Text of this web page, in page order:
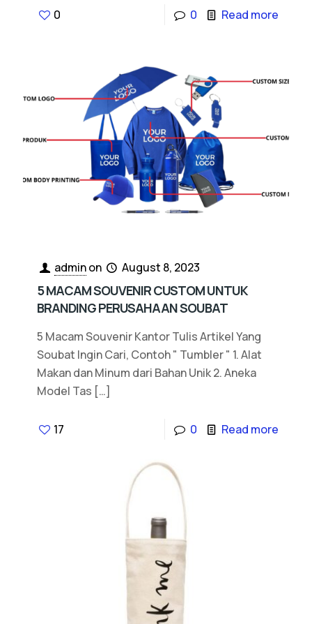
0 0 Read more
adminon August 8, 2023
5 MACAM SOUVENIR CUSTOM UNTUK
BRANDING PERUSAHAAN SOUBAT
5 Macam Souvenir Kantor Tulis Artikel Yang
Soubat Ingin Cari, Contoh " Tumbler " 1. Alat
Makan dan Minum dari Bahan Unik 2. Aneka
Model Tas […]
17 0 Read more